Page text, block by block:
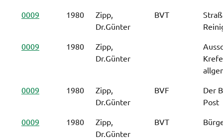
0009
1980
Zipp,
Dr.Günter
BVT
0009
1980
Zipp,
Dr.Günter
0009
1980
Zipp,
Dr.Günter
BVF
Der
Post
0009
1980
Zipp,
Dr.Günter
BVT